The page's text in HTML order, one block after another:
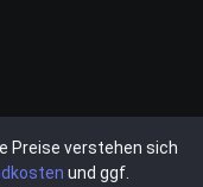
Preise verstehen sich
und ggf.